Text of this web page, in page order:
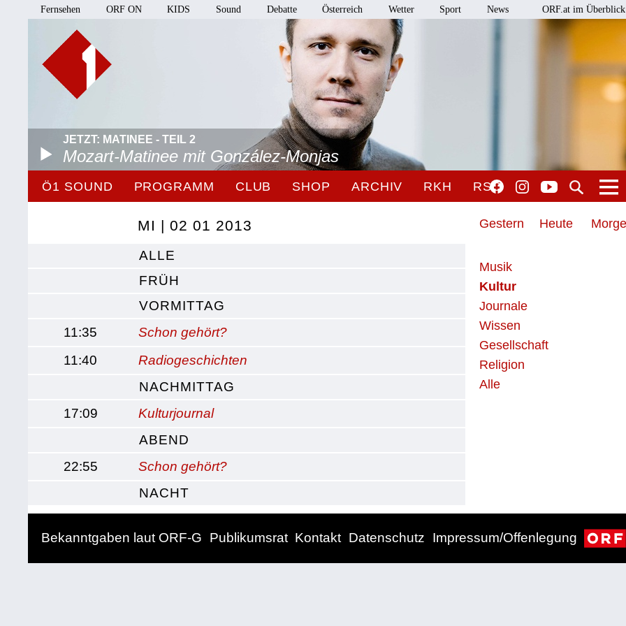
Fernsehen ORF ON KIDS Sound Debatte Österreich Wetter Sport News ORF.at im Überblick
JETZT: MATINEE - TEIL 2
Mozart-Matinee mit González-Monjas
Ö1 SOUND PROGRAMM CLUB SHOP ARCHIV RKH RSO
Gestern Heute
Musik
Kultur
Journale
Wissen
Gesellschaft
Religion
Alle
MI | 02 01 2013
ALLE
FRÜH
VORMITTAG
11:35
Schon gehört?
11:40
Radiogeschichten
NACHMITTAG
17:09
Kulturjournal
ABEND
22:55
Schon gehört?
NACHT
Bekanntgaben laut ORF-G Publikumsrat Kontakt Datenschutz Impressum/Offenlegung